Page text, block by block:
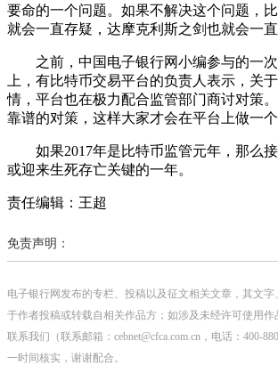
要命的一个问题。如果不解决这个问题，
就会一直存疑，达摩克利斯之剑也就会一直
之前，中国电子银行网小编参与的一次
上，有比特币交易平台的负责人表示，关
情，平台也在极力配合监管部门商讨对策
靠谱的对策，这样大家才会在平台上做一个
如果2017年是比特币监管元年，那么接
或迎来生死存亡关键的一年。
责任编辑：王超
免责声明：
电子银行网发布的专栏、投稿以及征文相关文章，其文
于作者投稿或转载自相关作品方；如涉及未经许可使用作
联系我们（联系邮箱：cebnet@cfca.com.cn，电话：400-
一时间核实，谢谢配合。